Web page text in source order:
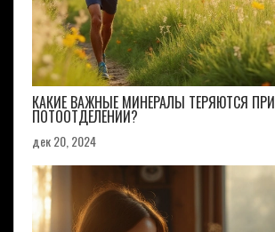
КАКИЕ ВАЖНЫЕ МИНЕРАЛЫ ТЕРЯЮТСЯ ПРИ
ПОТООТДЕЛЕНИИ?
дек 20, 2024